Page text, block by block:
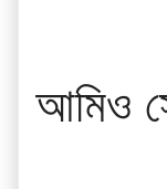
আমিও